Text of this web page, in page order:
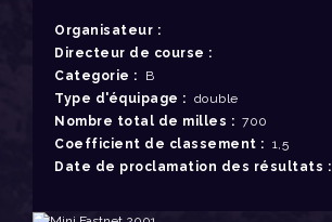
Organisateur :
Directeur de course :
Categorie : B
Type d'équipage : double
Nombre total de milles : 700
Coefficient de classement : 1,5
Date de proclamation des résultats :